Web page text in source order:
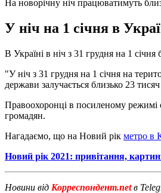
На новорічну ніч працюватимуть
У ніч на 1 січня в
В Україні в ніч з 31 грудня на 1
"У ніч з 31 грудня на 1 січня на
держави залучається близько 23
Правоохоронці в посиленому режимі
громадян.
Нагадаємо, що на Новий рік метро в
Новий рік 2021: привітання,
Новини від Корреспондент.netв